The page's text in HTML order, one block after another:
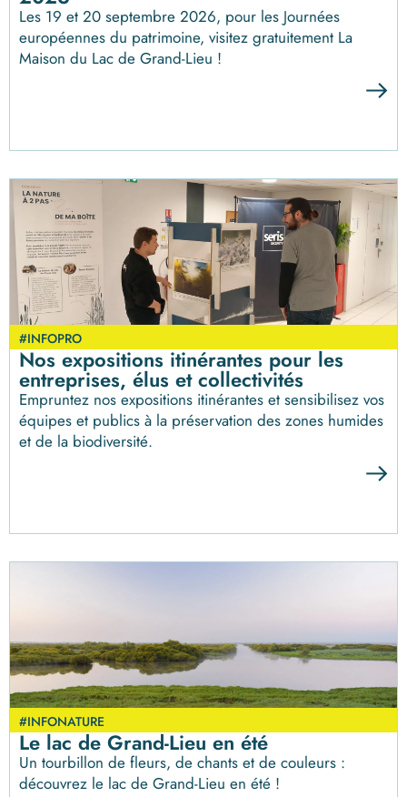
Les 19 et 20 septembre 2026, pour les Journées
européennes du patrimoine, visitez gratuitement La
Maison du Lac de Grand-Lieu !
#INFOPRO
Nos expositions itinérantes pour les
entreprises, élus et collectivités
Empruntez nos expositions itinérantes et sensibilisez vos
équipes et publics à la préservation des zones humides
et de la biodiversité.
#INFONATURE
Le lac de Grand-Lieu en été
Un tourbillon de fleurs, de chants et de couleurs :
découvrez le lac de Grand-Lieu en été !